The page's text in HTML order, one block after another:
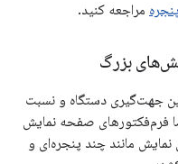
مراجعه کنید.
بزرگ
بین جهت‌گیری دستگاه و نسبت
فرم‌فکتورهای صفحه نمایش
مانند چند پنجره‌ای و